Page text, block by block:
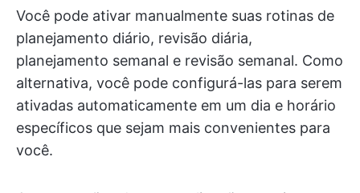
Você pode ativar manualmente suas rotinas de
planejamento diário, revisão diária,
planejamento semanal e revisão semanal. Como
alternativa, você pode configurá-las para serem
ativadas automaticamente em um dia e horário
específicos que sejam mais convenientes para
você.